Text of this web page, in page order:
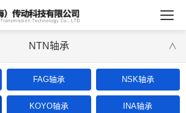
NTN轴承 ∨
FAG轴承 NSK轴承
KOYO轴承 INA轴承